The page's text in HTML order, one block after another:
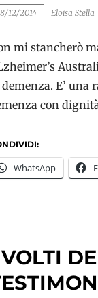
dall’Australia
12/2014 Eloisa Stella
mi stancherò
E’
con
WhatsApp